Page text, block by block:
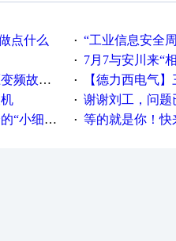
点什么 · “工业信息安全周之我见”
· 7月7与安川来“
解决的！ · 【德力西电气】三
· 谢谢刘工，问题
”奖励公告 · 等的就是你！快来